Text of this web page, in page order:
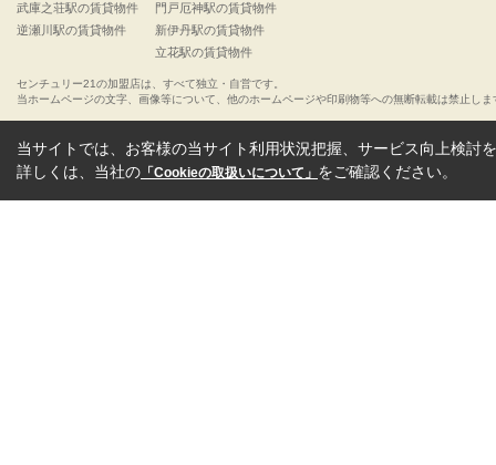
武庫之荘駅の賃貸物件
逆瀬川駅の賃貸物件
門戸厄神駅の賃貸物件
新伊丹駅の賃貸物件
立花駅の賃貸物件
センチュリー21の加盟店は、すべて独立・自営です。
当ホームページの文字、画像等について、他のホームページや印刷物等への無断転載は禁止しま
当サイトでは、お客様の当サイト利用状況把握、サービス向上検討
詳しくは、当社の 「Cookieの取扱いについて」 をご確認ください。